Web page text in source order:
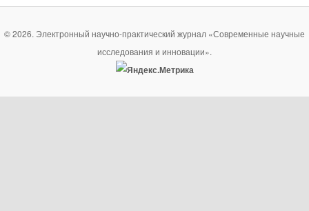
© 2026. Электронный научно-практический журнал «Современные научные
исследования и инновации».